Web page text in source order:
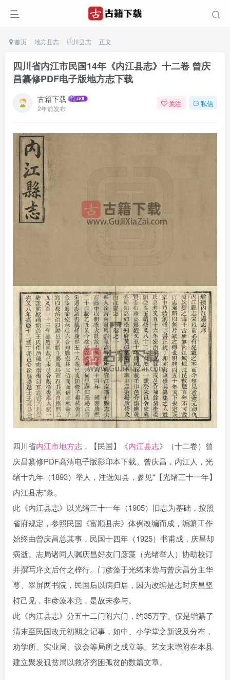
首页 地方县志 四川县志 正文
四川省内江市民国14年《内江县志》十二卷 曾庆
昌纂修PDF电子版地方志下载
古籍下载
2年前发布
关注 私信
四川省内江市地方志 ，【民国】《内江县志》（十二卷）曾
庆昌纂修PDF高清电子版影印本下载。曾庆昌，内江人，光
绪十九年（1893）举人，注选知县，参见“【光绪三十一年】
内江县志”条。
此《内江县志》以光绪三十一年（1905）旧志为基础，按照
省府规定，参照民国《富顺县志》体例改编而成，编纂工作
始终由曾庆昌总其事，民国十四年（1925）书甫成，庆昌却
病逝。志局诸同人嘱庆昌好友门彦藻（光绪举人）协助校订
并撰写序文后付之梓行。门彦藻于光绪末尝与曾庆昌分主华
萼、翠屏两书院，民国后以病归居，因为改编是志时庆昌坚
持己见，非彦藻本意，是故未参与。
此《内江县志》分五十二门附六门，约35万字。仅是增纂了
清末至民国改元初期之记事，如中、小学堂之新设及分布，
劝学所、实业局、议会等局所之成立等。艺文末增附在本县
建立聚发孤贫局以救济穷困孤贫的数篇文章。